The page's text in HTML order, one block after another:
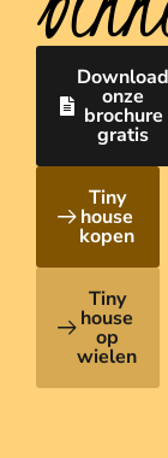
Download
onze
brochure
gratis
Tiny
house
kopen
Tiny
house
op
wielen